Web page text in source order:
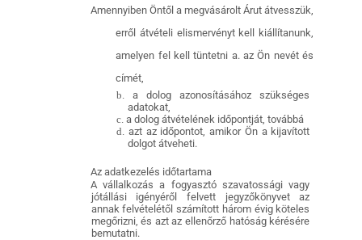
Amennyiben Öntől a megvásárolt Árut átvesszük,
erről átvételi elismervényt kell kiállítanunk,
amelyen fel kell tüntetni a. az Ön nevét és
címét,
b.a dolog azonosításához szükséges
adatokat,
c.a dolog átvételének időpontját, továbbá
d. azt az időpontot, amikor Ön a kijavított
dolgot átveheti.
Az adatkezelés időtartama
A vállalkozás a fogyasztó szavatossági vagy
jótállási igényéről felvett jegyzőkönyvet az
annak felvételétől számított három évig köteles
megőrizni, és azt az ellenőrző hatóság kérésére
bemutatni.